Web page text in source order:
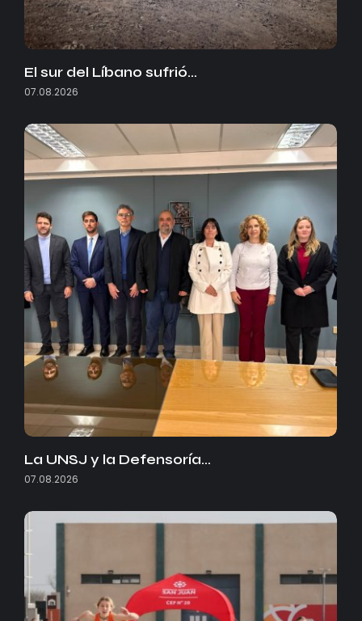
El sur del Líbano sufrió…
07.08.2026
La UNSJ y la Defensoría…
07.08.2026